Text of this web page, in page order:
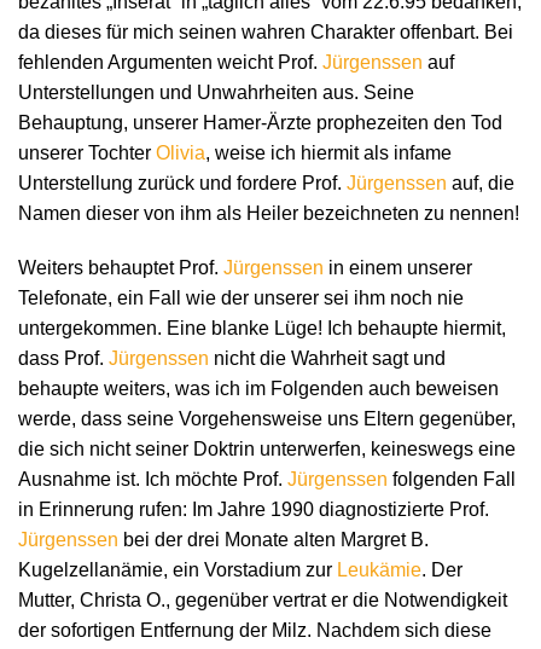
da dieses für mich seinen wahren Charakter offenbart. Bei
fehlenden Argumenten weicht Prof. Jürgenssen auf
Unterstellungen und Unwahrheiten aus. Seine
Behauptung, unserer Hamer-Ärzte prophezeiten den Tod
unserer Tochter Olivia, weise ich hiermit als infame
Unterstellung zurück und fordere Prof. Jürgenssen auf, die
Namen dieser von ihm als Heiler bezeichneten zu nennen!
Weiters behauptet Prof. Jürgenssen in einem unserer
Telefonate, ein Fall wie der unserer sei ihm noch nie
untergekommen. Eine blanke Lüge! Ich behaupte hiermit,
dass Prof. Jürgenssen nicht die Wahrheit sagt und
behaupte weiters, was ich im Folgenden auch beweisen
werde, dass seine Vorgehensweise uns Eltern gegenüber,
die sich nicht seiner Doktrin unterwerfen, keineswegs eine
Ausnahme ist. Ich möchte Prof. Jürgenssen folgenden Fall
in Erinnerung rufen: Im Jahre 1990 diagnostizierte Prof.
Jürgenssen bei der drei Monate alten Margret B.
Kugelzellanämie, ein Vorstadium zur Leukämie. Der
Mutter, Christa O., gegenüber vertrat er die Notwendigkeit
der sofortigen Entfernung der Milz. Nachdem sich diese